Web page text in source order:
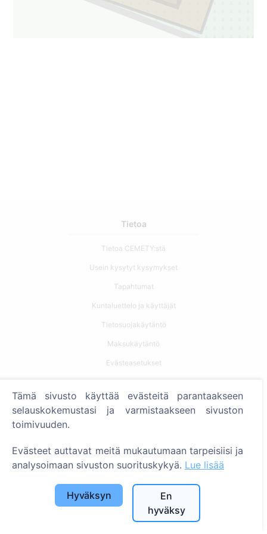
Tietoa
Tietoa CEMETY:stä
Usein kysytyt kysymykset
Tapahtumat
Kuntaluettelo ja käyttäjät
Tietosuojakäytäntö
Maksukäytäntö
Evästeasetukset
Etsi vainajia
Palvelut
Yhteystiedot
SIA "CEMETY", LV40103618951
Tämä sivusto käyttää evästeitä parantaakseen
selauskokemustasi ja varmistaakseen sivuston
toimivuuden.
Evästeet auttavat meitä mukautumaan tarpeisiisi ja
analysoimaan sivuston suorituskykyä. Lue lisää
Hyväksyn
En
hyväksy